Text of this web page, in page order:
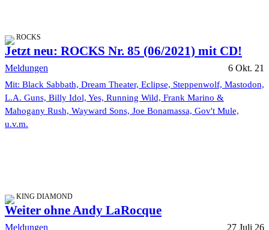
ROCKS
Jetzt neu: ROCKS Nr. 85 (06/2021) mit CD!
Meldungen 6 Okt. 21
Mit: Black Sabbath, Dream Theater, Eclipse, Steppenwolf, Mastodon,
L.A. Guns, Billy Idol, Yes, Running Wild, Frank Marino &
Mahogany Rush, Wayward Sons, Joe Bonamassa, Gov't Mule,
u.v.m.
KING DIAMOND
Weiter ohne Andy LaRocque
Meldungen 27 Juli 26